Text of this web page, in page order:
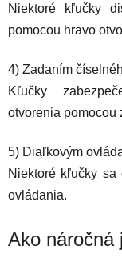
Niektoré kľučky
pomocou hravo
4) Zadaním
Kľučky
otvorenia pomocou
5) Diaľkovým
Niektoré kľučky
ovládania.
Ako náročná